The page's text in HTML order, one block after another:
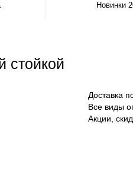
Новинки
стойкой
Доставка
Все виды
Акции,